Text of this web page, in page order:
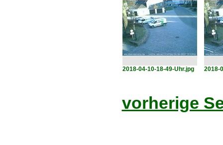
2018-04-10-18-49-Uhr.jpg 2018-
vorherige